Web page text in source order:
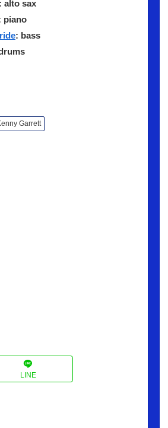
: alto sax
piano
: bass
Garrett
LINE